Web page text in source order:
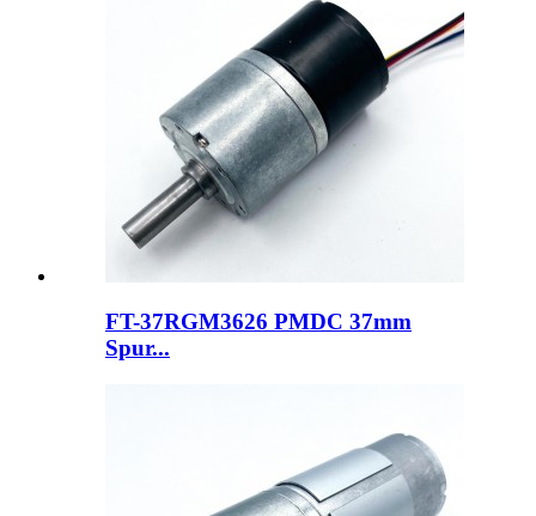
FT-37RGM3626 PMDC 37mm
Spur...